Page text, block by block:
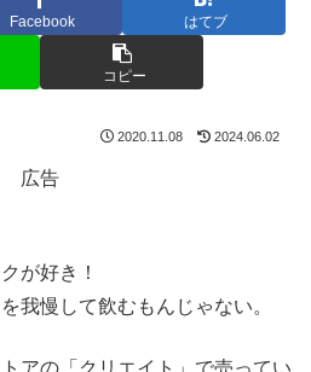
Facebook はてブ
コピー
2020.11.08 2024.06.02
広告
が好き！
我慢して飲むもんじゃない。
アの「クリエイト」で売ってい